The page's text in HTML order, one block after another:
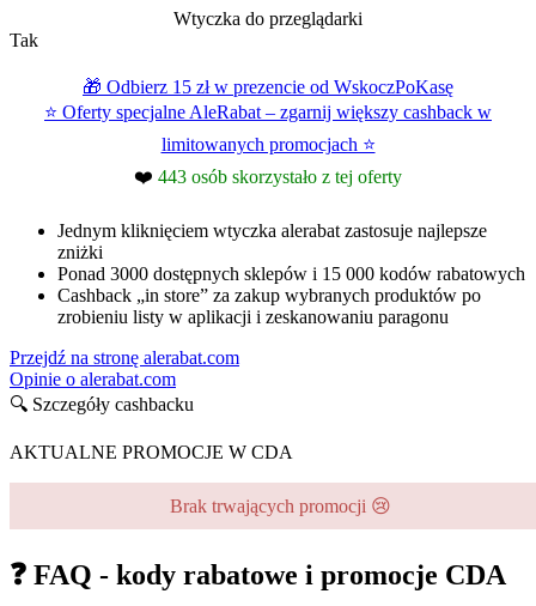
Wtyczka do przeglądarki
Tak
🎁 Odbierz 15 zł w prezencie od WskoczPoKasę
⭐ Oferty specjalne AleRabat – zgarnij większy cashback w
limitowanych promocjach ⭐
❤️ 443 osób skorzystało z tej oferty
Jednym kliknięciem wtyczka alerabat zastosuje najlepsze
zniżki
Ponad 3000 dostępnych sklepów i 15 000 kodów rabatowych
Cashback „in store” za zakup wybranych produktów po
zrobieniu listy w aplikacji i zeskanowaniu paragonu
Przejdź na stronę alerabat.com
Opinie o alerabat.com
🔍 Szczegóły cashbacku
AKTUALNE PROMOCJE W CDA
Brak trwających promocji 😢
❓ FAQ - kody rabatowe i promocje CDA